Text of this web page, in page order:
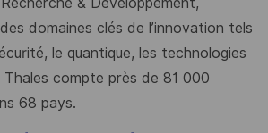
& Développement,
domaines clés de l’innovation tels
le quantique, les technologies
compte près de 81 000
68 pays.